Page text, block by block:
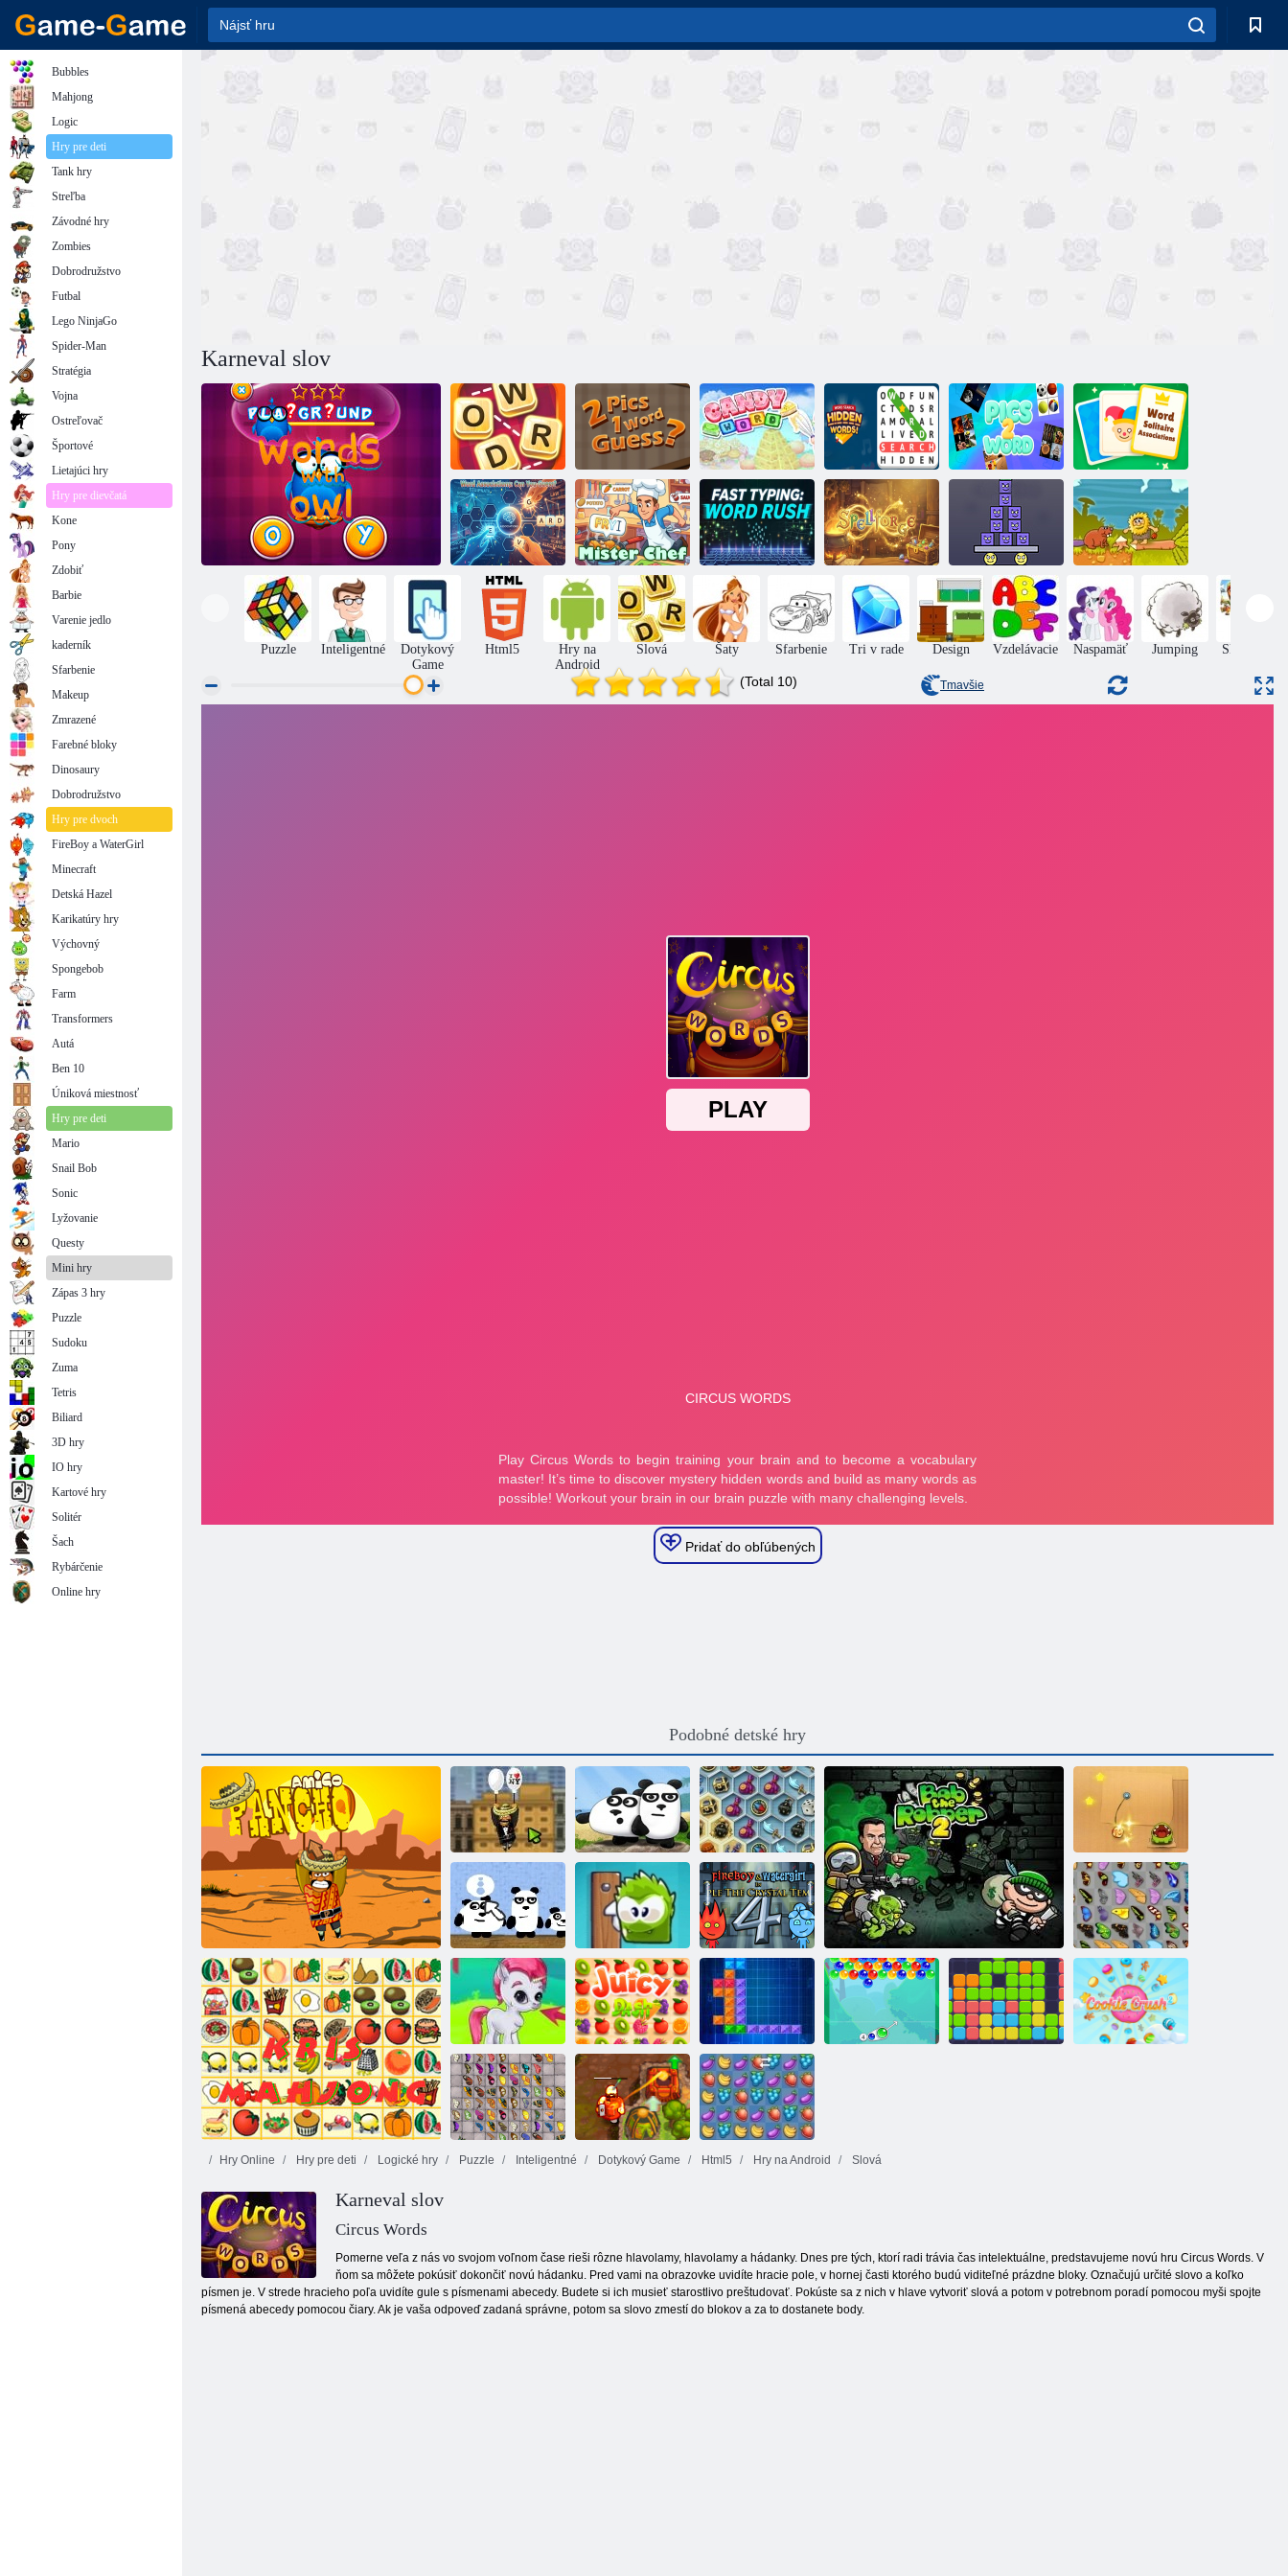
Karneval slov
Svet slov
2 obrázky 1
slovo
Candy svet
Vyhľadajte slová
skryté slová
Obrázky 2 slová
Solitérne slovné
asociácie
Slovné
asociácie:
Uhádnete?
Pán náčelník
Rýchle písanie:
verbálny prielom
Spell Forge Super Stacker 2 Adam a Eva
Puzzle Inteligentné
Dotykový
Game
Html5
Hry na
Android
Slová Šaty Sfarbenie Tri v rade Design Vzdelávacie Naspamäť Jumping
Skladačky
(Total 10) Tmavšie
Pridať do obľúbených
Podobné detské hry
Amigo Pancho 1
Amigo Pancho
2: New York
Party
3 pandy
Poklady
mystického
mora
Cut lano
3 pandy v
Japonsku
Môj bonboniéra
Kris Mahjong
Fireboy a
Watergirl 4:
Crystal Temple
Motýľ Kyodai
Gems: Bubbles Juicy linka Tentriks
Hry Online Hry pre deti Logické hry Puzzle Inteligentné Dotykový Game Html5 Hry na Android Slová
Karneval slov
Circus Words
Pomerne veľa z nás vo svojom voľnom čase rieši rôzne hlavolamy, hlavolamy a hádanky. Dnes pre tých, ktorí radi trávia čas intelektuálne, predstavujeme novú hru Circus Words. V
ňom sa môžete pokúsiť dokončiť novú hádanku. Pred vami na obrazovke uvidíte hracie pole, v hornej časti ktorého budú viditeľné prázdne bloky. Označujú určité slovo a koľko
písmen je. V strede hracieho poľa uvidíte gule s písmenami abecedy. Budete si ich musieť starostlivo preštudovať. Pokúste sa z nich v hlave vytvoriť slová a potom v potrebnom poradí pomocou myši spojte
písmená abecedy pomocou čiary. Ak je vaša odpoveď zadaná správne, potom sa slovo zmestí do blokov a za to dostanete body.
Bubbles
Mahjong
Logic
Hry pre deti
Tank hry
Streľba
Závodné hry
Zombies
Dobrodružstvo
Futbal
Lego NinjaGo
Spider-Man
Stratégia
Vojna
Ostreľovač
Športové
Lietajúci hry
Hry pre dievčatá
Kone
Pony
Zdobiť
Barbie
Varenie jedlo
kaderník
Sfarbenie
Makeup
Zmrazené
Farebné bloky
Dinosaury
Dobrodružstvo
Hry pre dvoch
FireBoy a WaterGirl
Minecraft
Detská Hazel
Karikatúry hry
Výchovný
Spongebob
Farm
Transformers
Autá
Ben 10
Úniková miestnosť
Hry pre deti
Mario
Snail Bob
Sonic
Lyžovanie
Questy
Mini hry
Zápas 3 hry
Puzzle
Sudoku
Zuma
Tetris
Biliard
3D hry
IO hry
Kartové hry
Solitér
Šach
Rybárčenie
Online hry